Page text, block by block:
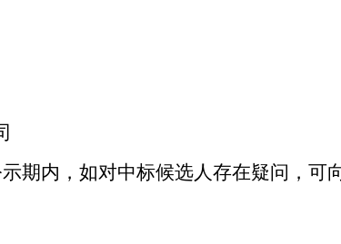
期内，如对中标候选人存在疑问，可